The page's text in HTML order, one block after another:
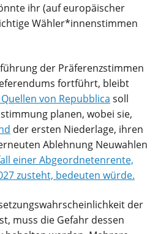
ihr (auf europäischer
Wähler*innenstimmen
der Präferenzstimmen
fortführt, bleibt
von Repubblica soll
planen, wobei sie,
der ersten Niederlage, ihren
Ablehnung Neuwahlen
einer Abgeordnetenrente,
zusteht, bedeuten würde.
der
muss die Gefahr dessen